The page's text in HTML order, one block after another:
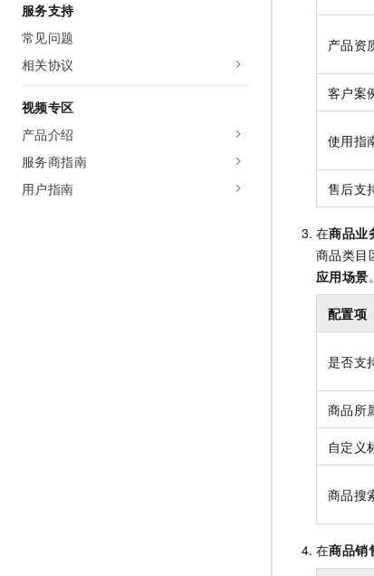
服务支持
常见问题
相关协议
视频专区
产品介绍
服务商指南
用户指南
产品资
客户案
使用指
售后支
在商品业
商品类
应用场景。
配置项
是否支
商品所
自定义
商品搜
在商品销